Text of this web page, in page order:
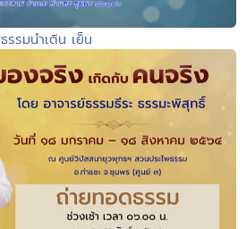
ธรรมนำเดิน เย็น